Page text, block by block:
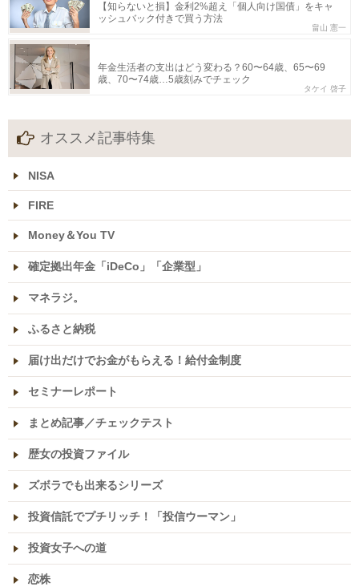
【知らないと損】金利2%超え「個人向け国債」をキャ
ッシュバック付きで買う方法
畠山 憲一
年金生活者の支出はどう変わる？60〜64歳、65〜69
歳、70〜74歳…5歳刻みでチェック
タケイ 啓子
オススメ記事特集
NISA
FIRE
Money＆You TV
確定拠出年金「iDeCo」「企業型」
マネラジ。
ふるさと納税
届け出だけでお金がもらえる！給付金制度
セミナーレポート
まとめ記事／チェックテスト
歴女の投資ファイル
ズボラでも出来るシリーズ
投資信託でプチリッチ！「投信ウーマン」
投資女子への道
恋株